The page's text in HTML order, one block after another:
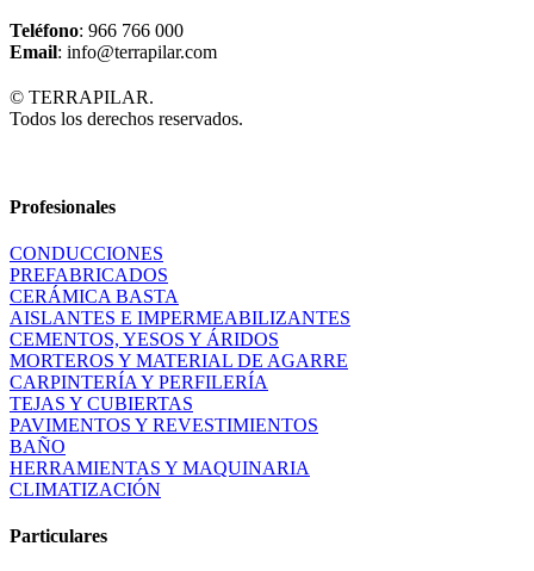
Teléfono: 966 766 000
Email: info@terrapilar.com
© TERRAPILAR.
Todos los derechos reservados.
Profesionales
CONDUCCIONES
PREFABRICADOS
CERÁMICA BASTA
AISLANTES E IMPERMEABILIZANTES
CEMENTOS, YESOS Y ÁRIDOS
MORTEROS Y MATERIAL DE AGARRE
CARPINTERÍA Y PERFILERÍA
TEJAS Y CUBIERTAS
PAVIMENTOS Y REVESTIMIENTOS
BAÑO
HERRAMIENTAS Y MAQUINARIA
CLIMATIZACIÓN
Particulares